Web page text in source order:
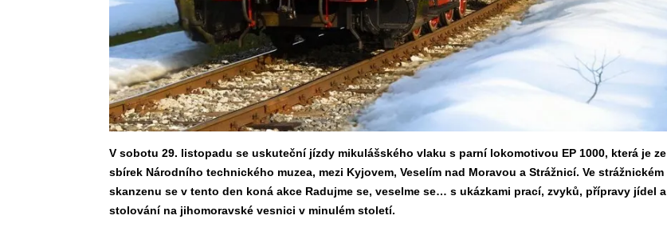
V sobotu 29. listopadu se uskuteční jízdy mikulášského vlaku s parní lokomotivou EP 1000, která je ze
sbírek Národního technického muzea, mezi Kyjovem, Veselím nad Moravou a Strážnicí. Ve strážnickém
skanzenu se v tento den koná akce Radujme se, veselme se… s ukázkami prací, zvyků, přípravy jídel a
stolování na jihomoravské vesnici v minulém století.